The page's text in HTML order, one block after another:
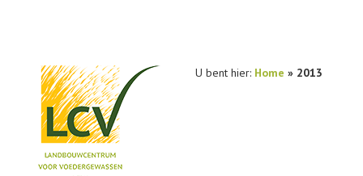
U bent hier: Home » 2013